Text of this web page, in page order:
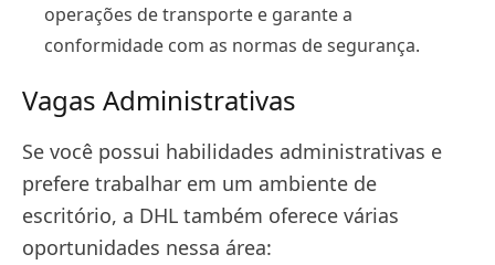
operações de transporte e garante a
conformidade com as normas de segurança.
Vagas Administrativas
Se você possui habilidades administrativas e
prefere trabalhar em um ambiente de
escritório, a DHL também oferece várias
oportunidades nessa área: